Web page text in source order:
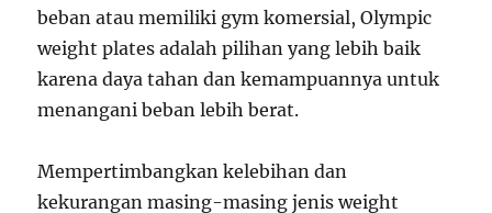
beban atau memiliki gym komersial, Olympic
weight plates adalah pilihan yang lebih baik
karena daya tahan dan kemampuannya untuk
menangani beban lebih berat.
Mempertimbangkan kelebihan dan
kekurangan masing-masing jenis weight